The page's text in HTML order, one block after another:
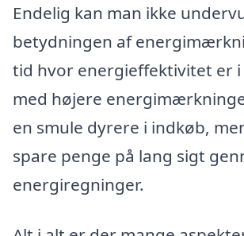
Endelig kan man ikke
betydningen af
tid hvor energieffektivitet er i
med højere
en smule dyrere i indkøb,
spare penge på lang sigt
energiregninger.